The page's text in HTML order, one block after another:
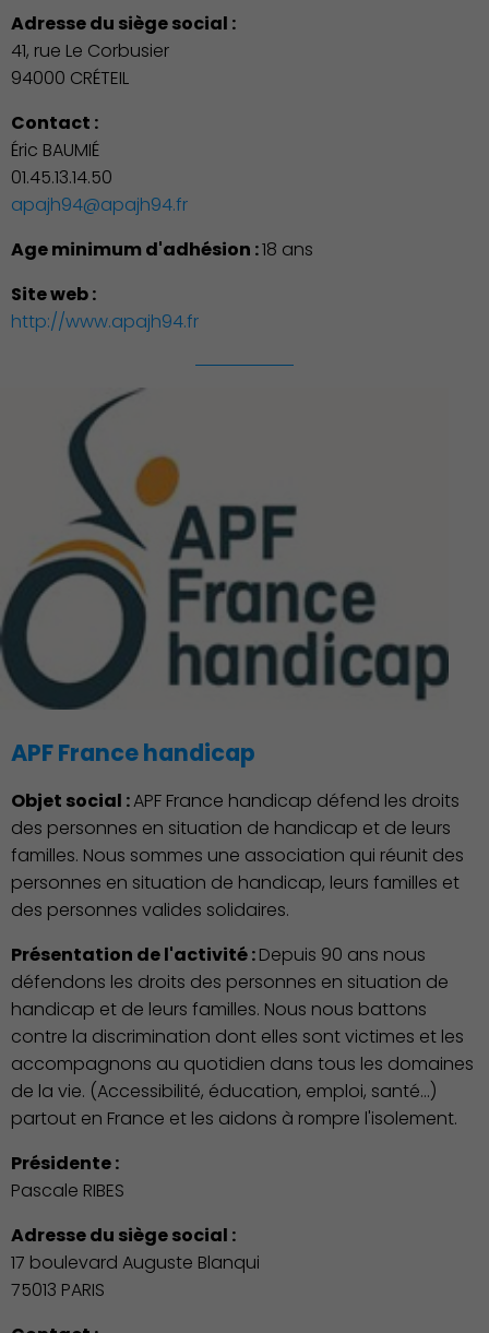
Adresse du siège social :
41, rue Le Corbusier
94000 CRÉTEIL
Contact :
Éric BAUMIÉ
01.45.13.14.50
apajh94@apajh94.fr
Age minimum d'adhésion :18 ans
Site web :
http://www.apajh94.fr
APF France handicap
Objet social :APF France handicap défend les droits
des personnes en situation de handicap et de leurs
familles. Nous sommes une association qui réunit des
personnes en situation de handicap, leurs familles et
des personnes valides solidaires.
Présentation de l'activité :Depuis 90 ans nous
défendons les droits des personnes en situation de
handicap et de leurs familles. Nous nous battons
contre la discrimination dont elles sont victimes et les
accompagnons au quotidien dans tous les domaines
de la vie. (Accessibilité, éducation, emploi, santé...)
partout en France et les aidons à rompre l'isolement.
Présidente :
Pascale RIBES
Adresse du siège social :
17 boulevard Auguste Blanqui
75013 PARIS